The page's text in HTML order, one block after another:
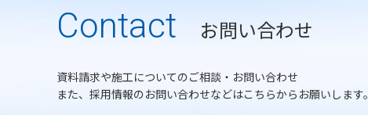
Contact お問い合わせ
資料請求や施工についてのご相談・お問い合わせ
また、採用情報のお問い合わせなどはこちらからお願いします。